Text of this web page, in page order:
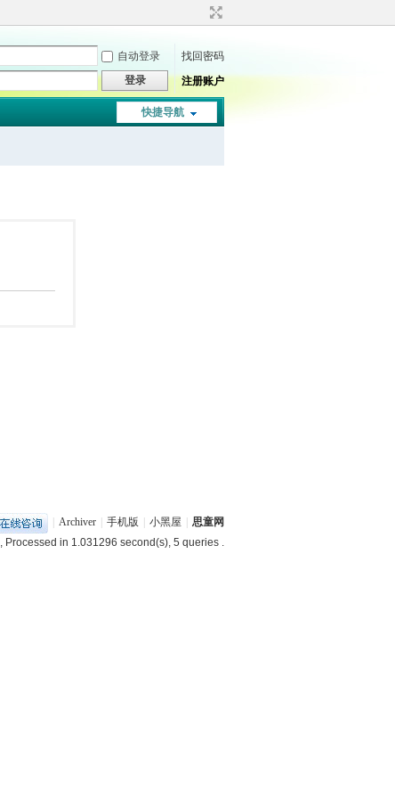
自动登录
找回密码
登录 注册账户
快捷导航
Archiver 手机版 小黑屋
思童网
, Processed in 1.031296 second(s), 5 queries .